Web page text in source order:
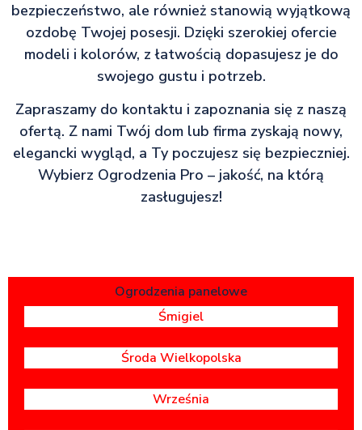
bezpieczeństwo, ale również stanowią wyjątkową
ozdobę Twojej posesji. Dzięki szerokiej ofercie
modeli i kolorów, z łatwością dopasujesz je do
swojego gustu i potrzeb.
Zapraszamy do kontaktu i zapoznania się z naszą
ofertą. Z nami Twój dom lub firma zyskają nowy,
elegancki wygląd, a Ty poczujesz się bezpieczniej.
Wybierz Ogrodzenia Pro – jakość, na którą
zasługujesz!
Ogrodzenia panelowe
Śmigiel
Środa Wielkopolska
Września